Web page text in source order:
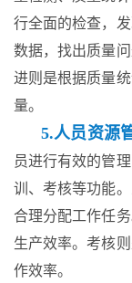
行全面的检查，
数据，找出质量
进则是根据质量
量。
5.人员资源
员进行有效的管
训、考核等功能
合理分配工作任
生产效率。考核
作效率。